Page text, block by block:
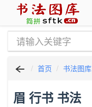
首页 书法图库
眉 行书 书法